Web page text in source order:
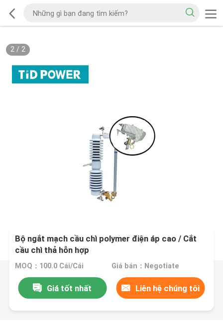
2/ 2
Bộ ngắt mạch cầu chì polymer điện áp cao / Cắt
cầu chì thả hỗn hợp
MOQ：100.0 Cái/Cái Giá bán：Negotiate
Giá tốt nhất Liên hệ chúng tôi